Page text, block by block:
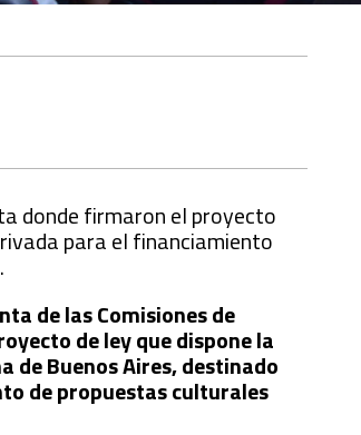
donde firmaron el proyecto
para el financiamiento
de las Comisiones de
de ley que dispone la
de Buenos Aires, destinado
de propuestas culturales